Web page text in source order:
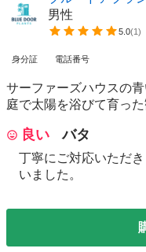
男性
5.0(1)
身分証 電話番号
サーファーズハウスの
庭で太陽を浴びて育っ
良い バタ
丁寧にご対応いただ
いました。